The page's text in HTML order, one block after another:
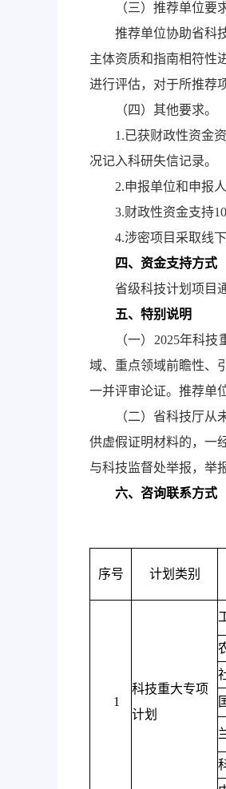
（三）推荐单位要
推荐单位协助省科
主体资质和指南相符性
进行评估，对于所推荐
（四）其他要求。
1.已获财政性资金
况记入科研失信记录。
2.申报单位和申报
3.财政性资金支持
4.涉密项目采取线
四、资金支持方式
省级科技计划项目
五、特别说明
（一）2025年科
域、重点领域前瞻性、
一并评审论证。推荐单
（二）省科技厅
供虚假证明材料的，一
与科技监督处举报，举
六、咨询联系方式
序号 计划类别
1
科技重大专项
计划